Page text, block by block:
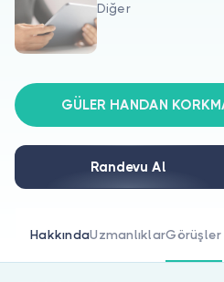
Hakkımızda
Doktorlar için
Doktor
Diğer
GÜLER HANDAN
Randevu Al
HakkındaUzmanlıklarGörüşler